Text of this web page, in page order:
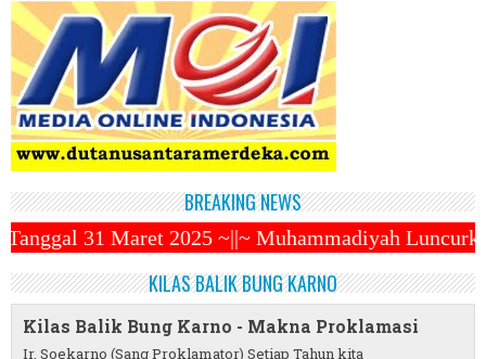
BREAKING NEWS
Muhammadiyah Luncurkan Ojek Online
KILAS BALIK BUNG KARNO
Kilas Balik Bung Karno - Makna Proklamasi
Ir. Soekarno (Sang Proklamator) Setiap Tahun kita